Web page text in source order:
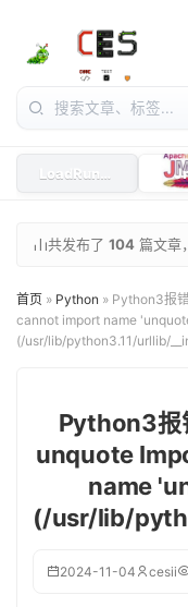
共发布了 104 篇文章
首页 » Python » Python3报
cannot import name
(/usr/lib/python3.11/urllib/
Python3
unquote
name
(/usr/lib/
2024-11-04 cesii